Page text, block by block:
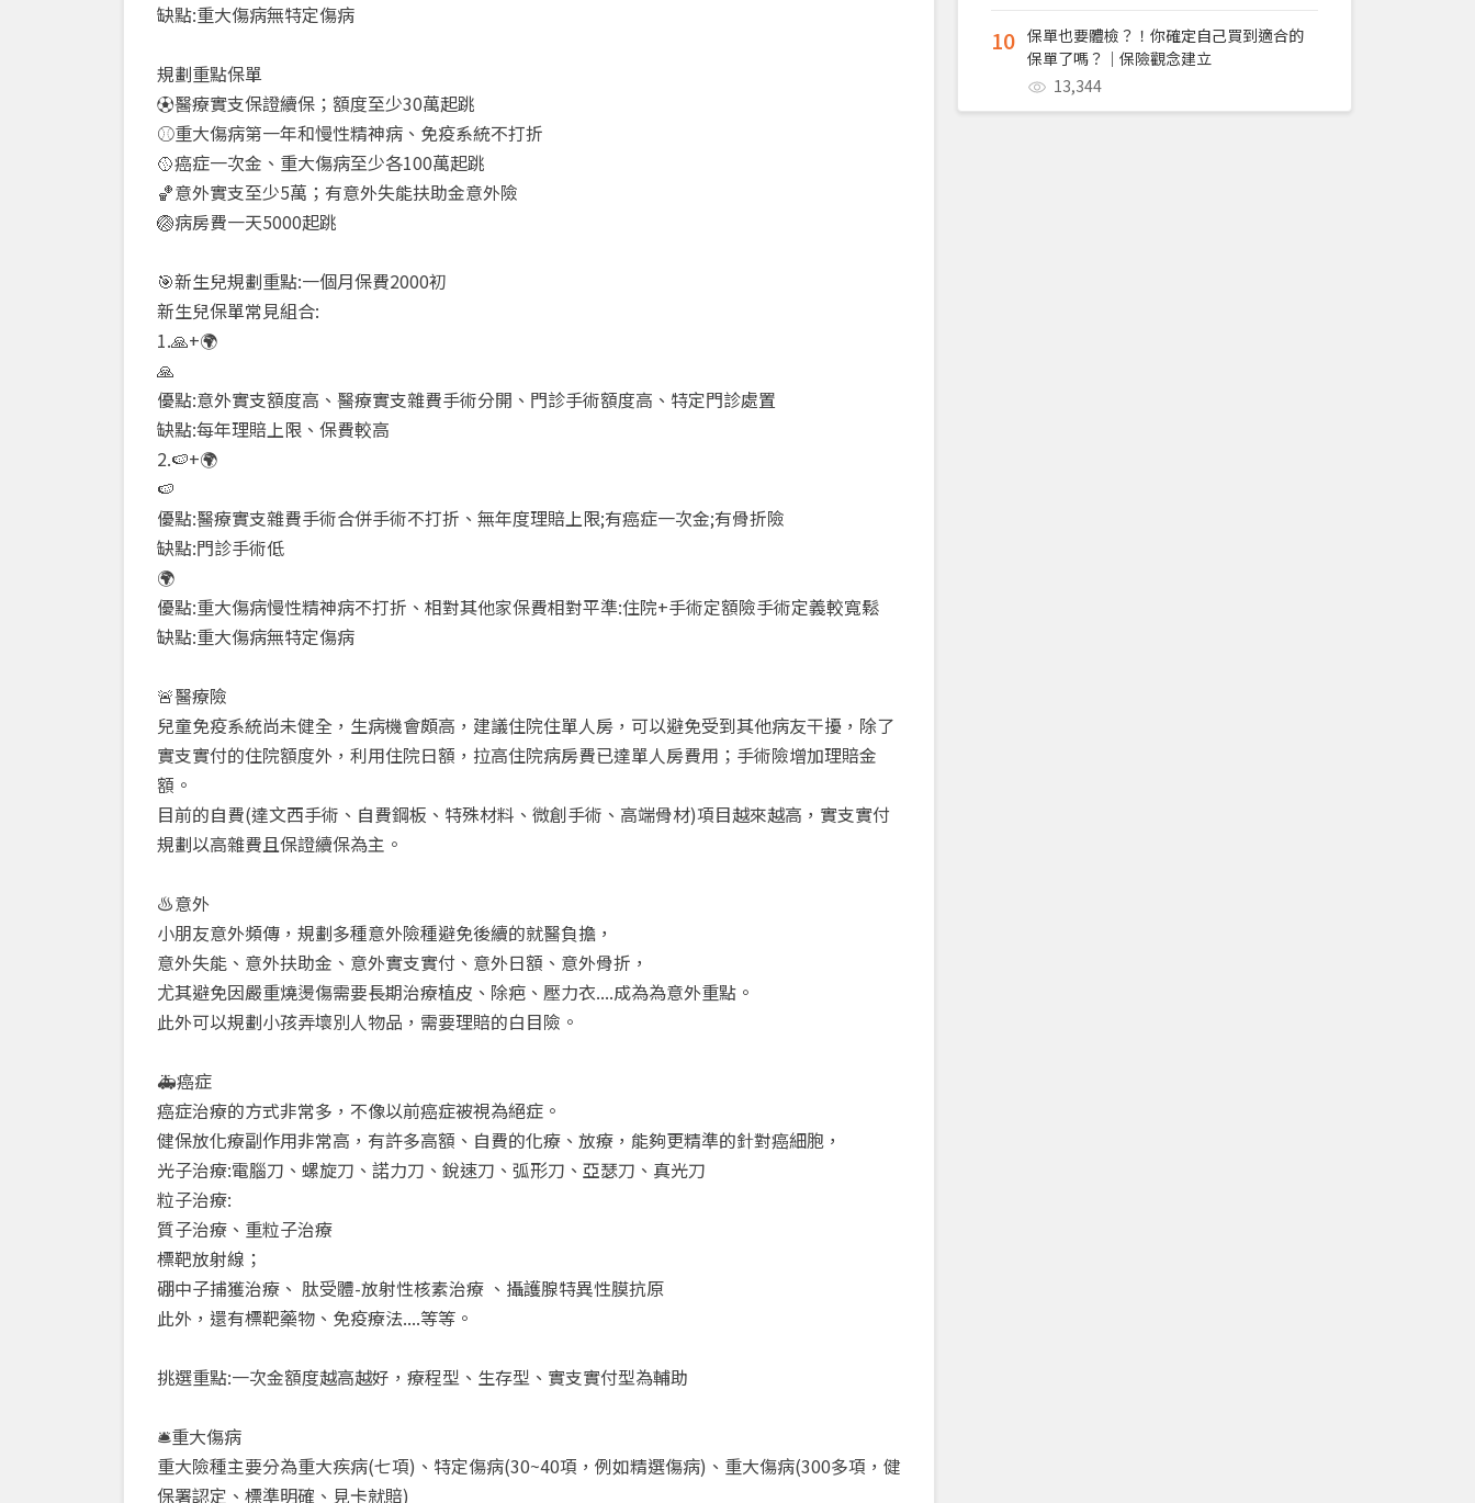
缺點:重大傷病無特定傷病
規劃重點保單
⚽醫療實支保證續保；額度至少30萬起跳
⚾重大傷病第一年和慢性精神病、免疫系統不打折
🥎癌症一次金、重大傷病至少各100萬起跳
🏀意外實支至少5萬；有意外失能扶助金意外險
🏐病房費一天5000起跳
🎯新生兒規劃重點:一個月保費2000初
新生兒保單常見組合:
1.🙏+🌍
🙏
優點:意外實支額度高、醫療實支雜費手術分開、門診手術額度高、特定門診處置
缺點:每年理賠上限、保費較高
2.🍉+🌍
🍉
優點:醫療實支雜費手術合併手術不打折、無年度理賠上限;有癌症一次金;有骨折險
缺點:門診手術低
🌍
優點:重大傷病慢性精神病不打折、相對其他家保費相對平準:住院+手術定額險手術定義較寬鬆
缺點:重大傷病無特定傷病
🚨醫療險
兒童免疫系統尚未健全，生病機會頗高，建議住院住單人房，可以避免受到其他病友干擾，除了
實支實付的住院額度外，利用住院日額，拉高住院病房費已達單人房費用；手術險增加理賠金
額。
目前的自費(達文西手術、自費鋼板、特殊材料、微創手術、高端骨材)項目越來越高，實支實付
規劃以高雜費且保證續保為主。
♨️意外
小朋友意外頻傳，規劃多種意外險種避免後續的就醫負擔，
意外失能、意外扶助金、意外實支實付、意外日額、意外骨折，
尤其避免因嚴重燒燙傷需要長期治療植皮、除疤、壓力衣....成為為意外重點。
此外可以規劃小孩弄壞別人物品，需要理賠的白目險。
🚑癌症
癌症治療的方式非常多，不像以前癌症被視為絕症。
健保放化療副作用非常高，有許多高額、自費的化療、放療，能夠更精準的針對癌細胞，
光子治療:電腦刀、螺旋刀、諾力刀、銳速刀、弧形刀、亞瑟刀、真光刀
粒子治療:
質子治療、重粒子治療
標靶放射線；
硼中子捕獲治療、 肽受體-放射性核素治療 、攝護腺特異性膜抗原
此外，還有標靶藥物、免疫療法....等等。
挑選重點:一次金額度越高越好，療程型、生存型、實支實付型為輔助
🛎️重大傷病
重大險種主要分為重大疾病(七項)、特定傷病(30~40項，例如精選傷病)、重大傷病(300多項，健
保署認定、標準明確、見卡就賠)
10 保單也要體檢？！你確定自己買到適合的
保單了嗎？｜保險觀念建立
13,344